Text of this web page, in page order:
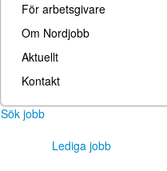
För arbetsgivare
Om Nordjobb
Aktuellt
Kontakt
Sök jobb
Lediga jobb